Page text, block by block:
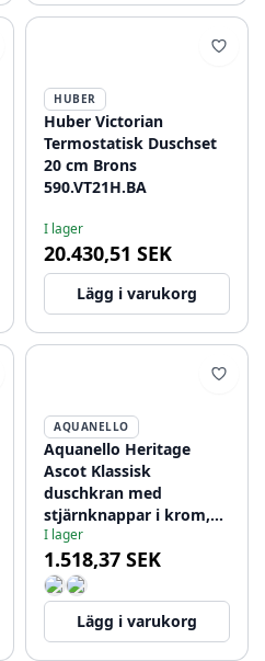
HUBER
Huber Victorian
Termostatisk Duschset
20 cm Brons
590.VT21H.BA
I lager
20.430,51 SEK
Lägg i varukorg
AQUANELLO
Aquanello Heritage
Ascot Klassisk
duschkran med
stjärnknappar i krom,
inklusive handdusch CR-
2002-HA
I lager
1.518,37 SEK
Lägg i varukorg